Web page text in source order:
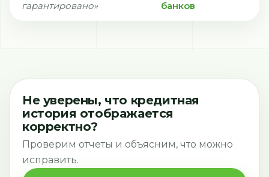
гарантировано» банков
Не уверены, что кредитная
история отображается
корректно?
Проверим отчеты и объясним, что можно
исправить.